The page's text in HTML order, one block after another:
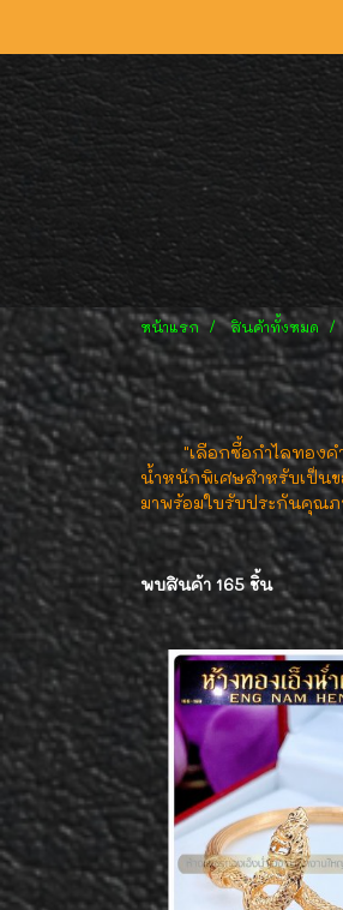
หน้าแรก สินค้าทั้งหมด
"เลือกซื้อกำไลทอง
น้ำหนักพิเศษสำหรับเป็น
มาพร้อมใบรับประกันคุณ
พบสินค้า 165 ชิ้น